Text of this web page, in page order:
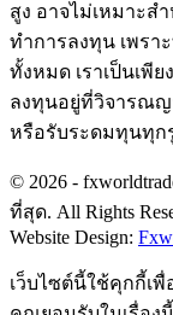
สูง อาจไม่เหมาะ
ทำการลงทุน เพรา
ทั้งหมด เราเป็นเพี
ลงทุนอยู่ที่วิจารณญ
หรือรับระดมทุนทุก
© 2026 -
ที่สุด. All Rights
Website Design:
เว็บไซต์นี้ใช้คุกกี้เ